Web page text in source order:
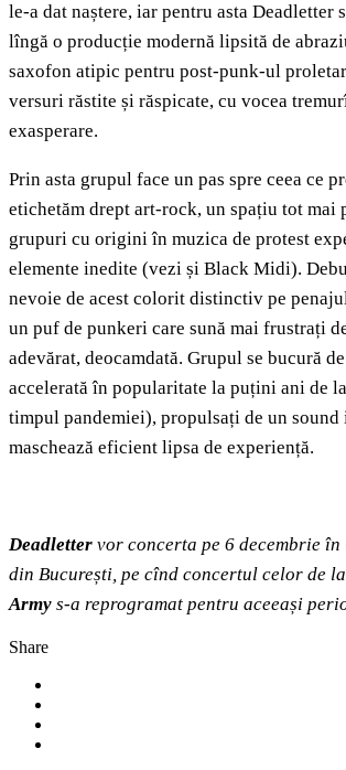
le-a dat naștere, iar pentru asta Deadletter
lîngă o producție modernă lipsită de
saxofon atipic pentru post-punk-ul
versuri răstite și răspicate, cu vocea
exasperare.
Prin asta grupul face un pas spre ceea ce
etichetăm drept art-rock, un spațiu tot mai
grupuri cu origini în muzica de protest
elemente inedite (vezi și Black Midi).
nevoie de acest colorit distinctiv pe
un puf de punkeri care sună mai frustrați
adevărat, deocamdată. Grupul se bucură
accelerată în popularitate la puțini ani de
timpul pandemiei), propulsați de un sound
maschează eficient lipsa de experiență.
Deadletter vor concerta pe 6 decembrie
din București, pe cînd concertul celor de la
Army s-a reprogramat pentru aceeași
Share